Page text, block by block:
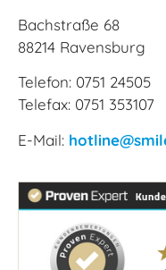
Bachstraße 68
88214 Ravensburg
Telefon: 0751 24505
Telefax: 0751 353107
E-Mail: